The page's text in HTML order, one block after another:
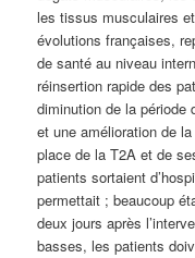
les tissus musculaires
évolutions françaises,
de santé au niveau
réinsertion rapide des
diminution de la période
et une amélioration de
place de la T2A et de
patients sortaient
permettait ; beaucoup
deux jours après
basses, les patients